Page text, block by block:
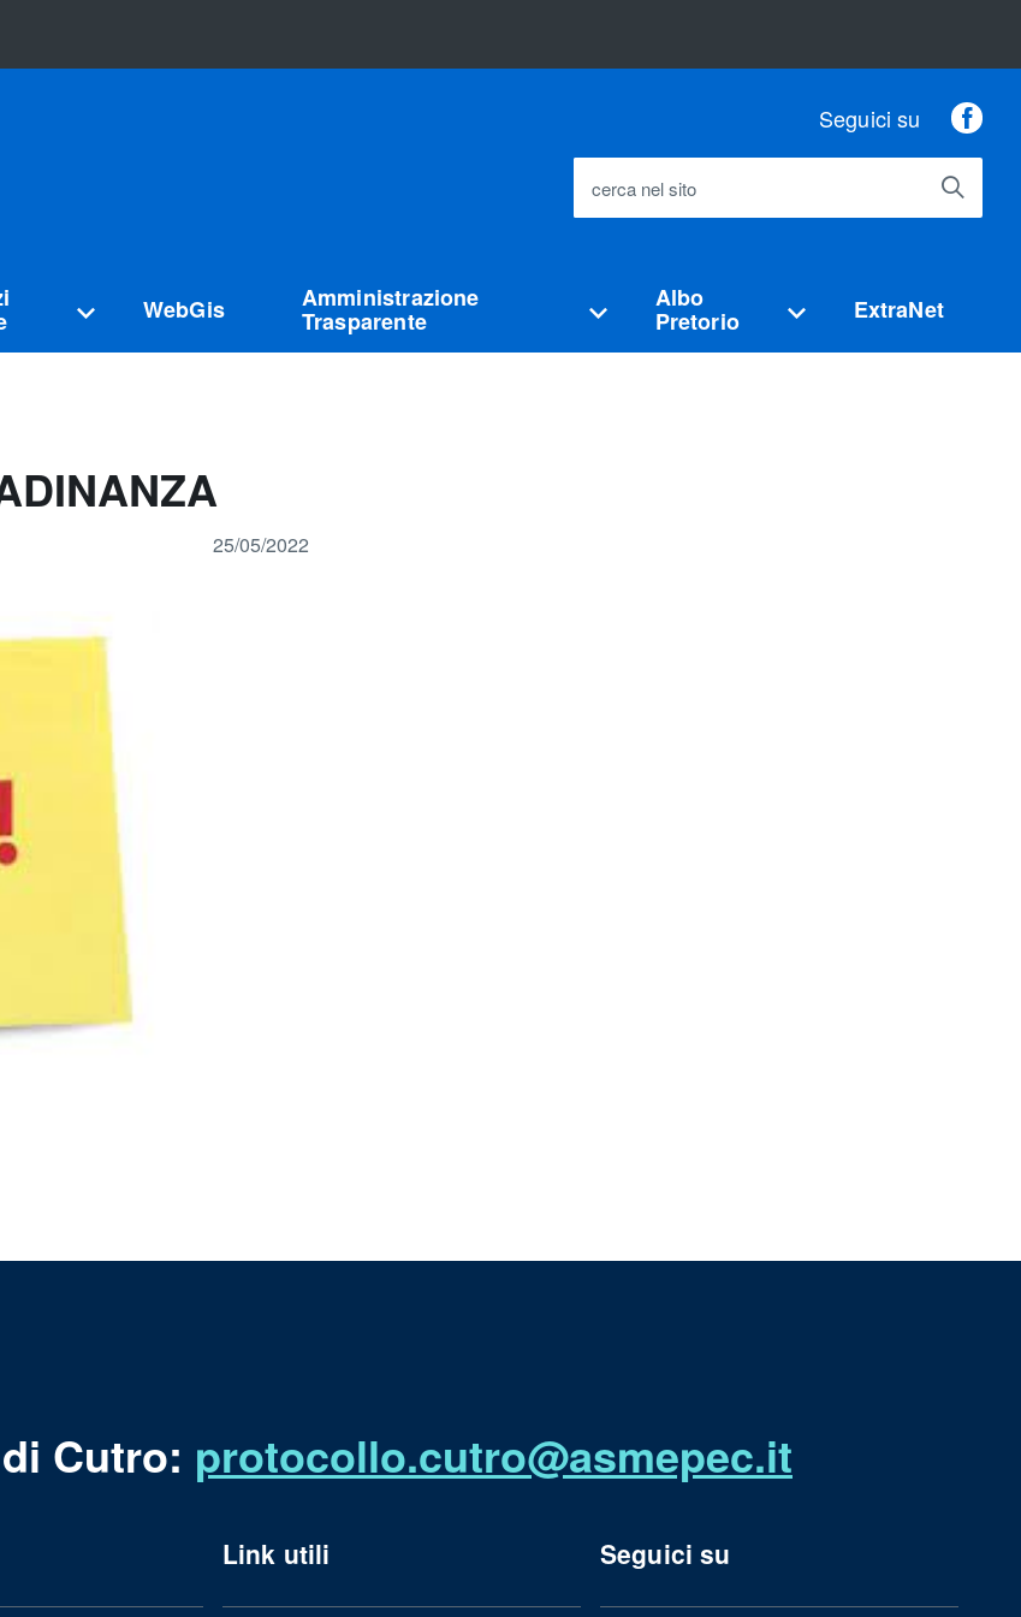
Seguici su
cerca nel sito
WebGis Amministrazione
Trasparente
Albo
Pretorio ExtraNet
25/05/2022
Cutro: protocollo.cutro@asmepec.it
Link utili Seguici su